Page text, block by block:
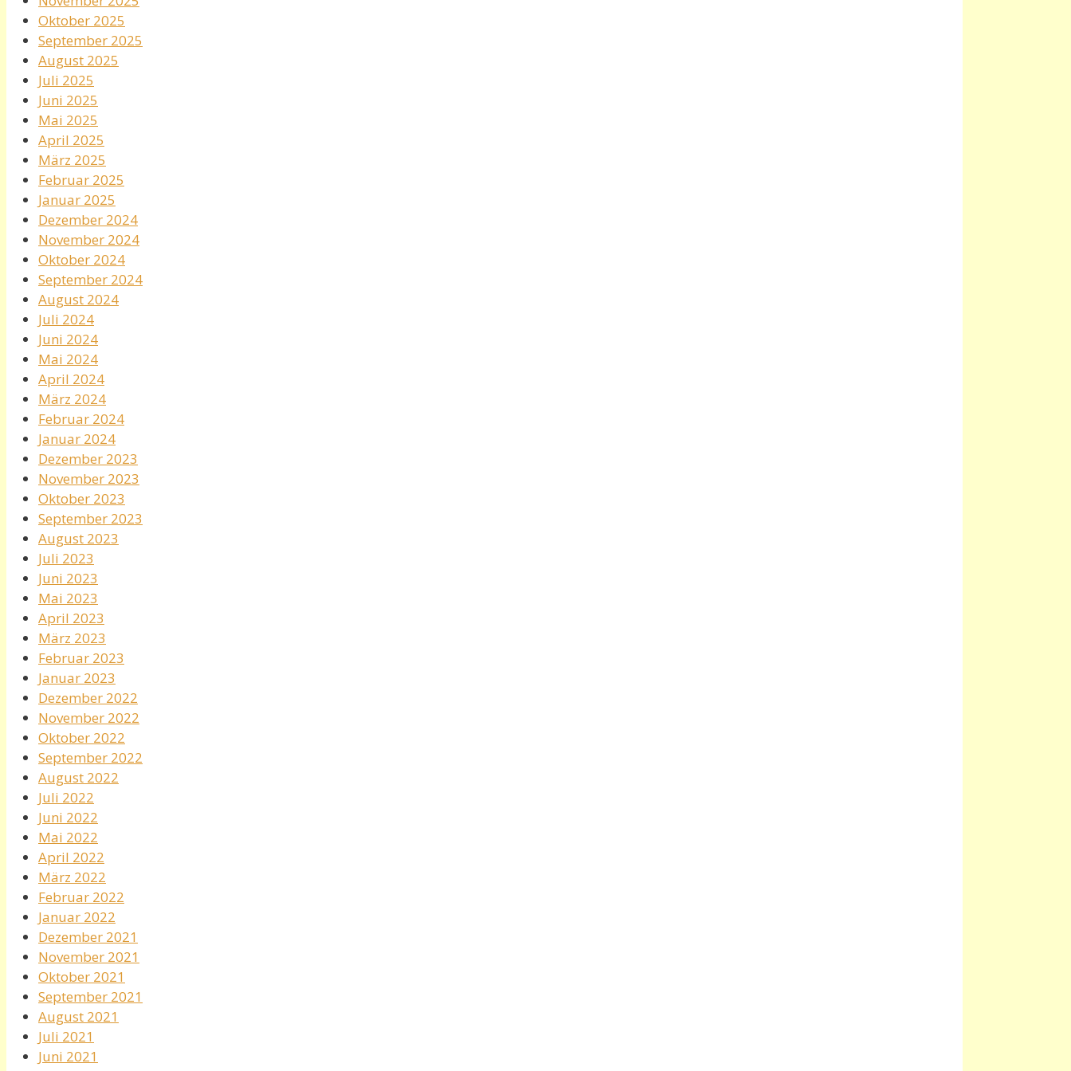
Oktober 2025
September 2025
August 2025
Juli 2025
Juni 2025
Mai 2025
April 2025
März 2025
Februar 2025
Januar 2025
Dezember 2024
November 2024
Oktober 2024
September 2024
August 2024
Juli 2024
Juni 2024
Mai 2024
April 2024
März 2024
Februar 2024
Januar 2024
Dezember 2023
November 2023
Oktober 2023
September 2023
August 2023
Juli 2023
Juni 2023
Mai 2023
April 2023
März 2023
Februar 2023
Januar 2023
Dezember 2022
November 2022
Oktober 2022
September 2022
August 2022
Juli 2022
Juni 2022
Mai 2022
April 2022
März 2022
Februar 2022
Januar 2022
Dezember 2021
November 2021
Oktober 2021
September 2021
August 2021
Juli 2021
Juni 2021